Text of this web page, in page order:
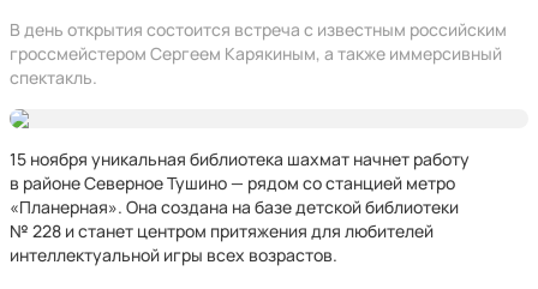
В день открытия состоится встреча с известным российским
гроссмейстером Сергеем Карякиным, а также иммерсивный
спектакль.
15 ноября уникальная библиотека шахмат начнет работу
в районе Северное Тушино — рядом со станцией метро
«Планерная». Она создана на базе детской библиотеки
№ 228 и станет центром притяжения для любителей
интеллектуальной игры всех возрастов.